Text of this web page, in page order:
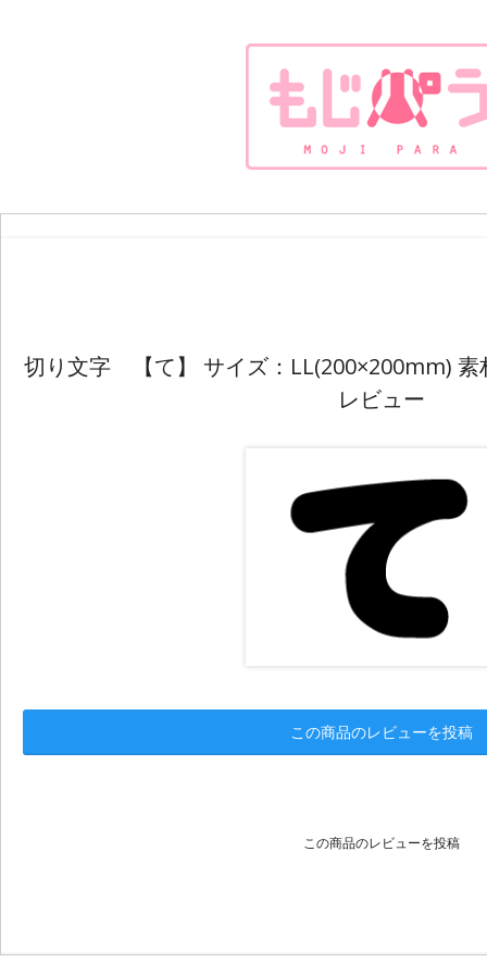
切り文字 【て】 サイズ：LL(200×200mm) 素
レビュー
この商品のレビューを投稿
この商品のレビューを投稿